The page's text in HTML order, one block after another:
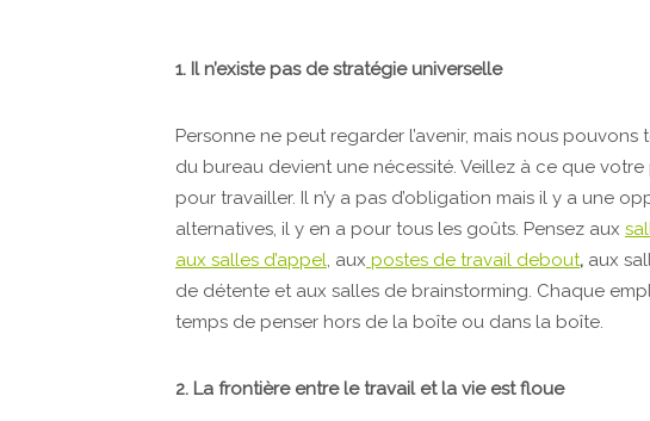
1. Il n’existe pas de stratégie universelle
Personne ne peut regarder l’avenir, mais nous
du bureau devient une nécessité. Veillez à ce que
pour travailler. Il n’y a pas d’obligation mais il y a une
alternatives, il y en a pour tous les goûts. Pensez aux
aux salles d’appel, aux postes de travail debout, aux
de détente et aux salles de brainstorming. Chaque
temps de penser hors de la boîte ou dans la boîte.
2. La frontière entre le travail et la vie est floue